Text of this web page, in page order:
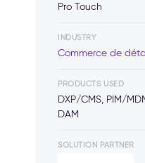
Pro Touch
INDUSTRY
Commerce de
PRODUCTS USED
DXP/CMS, PIM/
DAM
SOLUTION PARTNER